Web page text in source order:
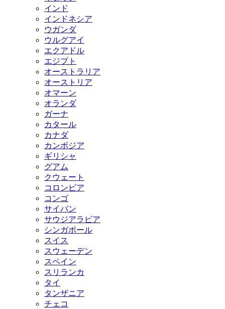
インド
インドネシア
ウガンダ
ウルグアイ
エクアドル
エジプト
オーストラリア
オーストリア
オマーン
オランダ
ガーナ
カタール
カナダ
カンボジア
ギリシャ
グアム
クウェート
コロンビア
コンゴ
サイパン
サウジアラビア
シンガポール
スイス
スウェーデン
スペイン
スリランカ
タイ
タンザニア
チェコ